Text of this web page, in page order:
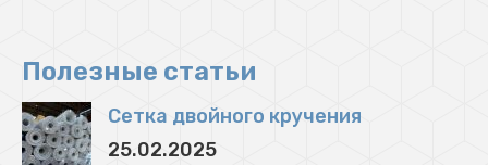
Полезные статьи
Сетка двойного кручения
25.02.2025